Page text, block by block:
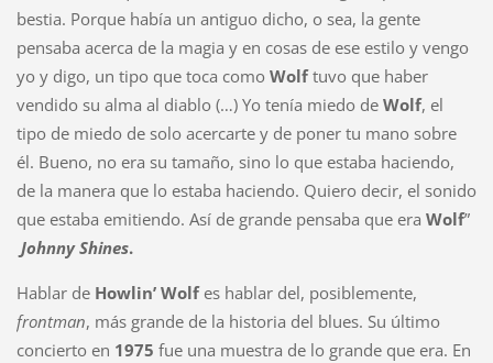
bestia. Porque había un antiguo dicho, o sea, la gente
pensaba acerca de la magia y en cosas de ese estilo y vengo
yo y digo, un tipo que toca como Wolftuvo que haber
vendido su alma al diablo (…) Yo tenía miedo de Wolf, el
tipo de miedo de solo acercarte y de poner tu mano sobre
él. Bueno, no era su tamaño, sino lo que estaba haciendo,
de la manera que lo estaba haciendo. Quiero decir, el sonido
que estaba emitiendo. Así de grande pensaba que era Wolf”
Johnny Shines.
Hablar de Howlin’ Wolfes hablar del, posiblemente,
frontman, más grande de la historia del blues. Su último
concierto en 1975 fue una muestra de lo grande que era. En